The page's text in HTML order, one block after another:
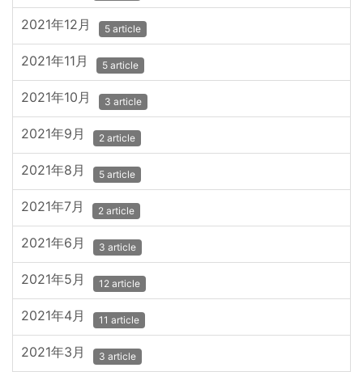
2021年12月 5 article
2021年11月 5 article
2021年10月 3 article
2021年9月 2 article
2021年8月 5 article
2021年7月 2 article
2021年6月 3 article
2021年5月 12 article
2021年4月 11 article
2021年3月 3 article